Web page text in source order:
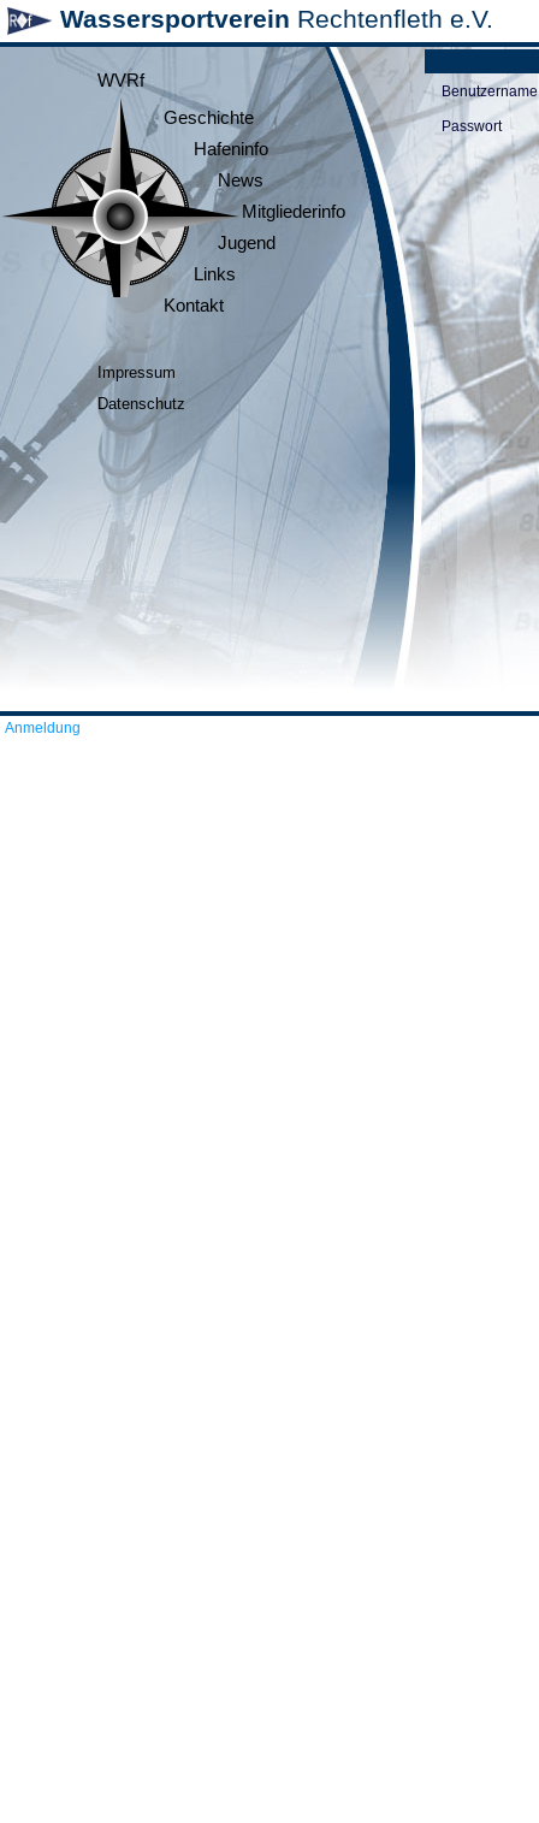
Wassersportverein Rechtenfleth e.V.
WVRf
Geschichte
Hafeninfo
News
Mitgliederinfo
Jugend
Links
Kontakt
Impressum
Datenschutz
Benutzername
Passwort
Anmeldung